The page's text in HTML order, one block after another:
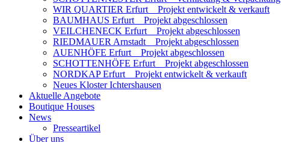
WIR QUARTIER Erfurt _ Projekt entwickelt & verkauft
BAUMHAUS Erfurt _ Projekt abgeschlossen
VEILCHENECK Erfurt _ Projekt abgeschlossen
RIEDMAUER Arnstadt _ Projekt abgeschlossen
AUENHÖFE Erfurt _ Projekt abgeschlossen
SCHOTTENHÖFE Erfurt _ Projekt abgeschlossen
NORDKAP Erfurt _ Projekt entwickelt & verkauft
Neues Kloster Ichtershausen
Aktuelle Angebote
Boutique Houses
News
Presseartikel
Über uns